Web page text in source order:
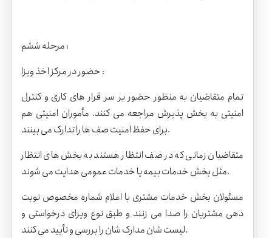
مرحله ششم :
حضور در مرکز اخذ ویزا :
تمام متقاضیان به منظور حضور بر سر قرار های کاری و کنترل
امنیتی به بخش پذیرش مراجعه می کنند. مأموران امنیتی هم
برای حفظ امنیت صف ها را تدارک می بینند.
متقاضیان زمانی که در صف انتظار هستند به بخش های انتظار
مثل بخش خدمات بیمه یا خدمات عمومی هدایت می شوند.
مسئولان بخش خدمات مشتری با اعلام شماره مخصوص نوبت
دهی مشتریان را صدا می زنند و طبق نوع ویزای درخواستی و
لیست شان مدارک شان را بررسی و تأیید می کنند.